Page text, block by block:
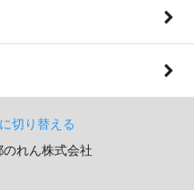
切り替える
れん株式会社